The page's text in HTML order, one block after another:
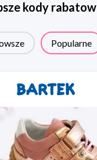
kody
Popularne